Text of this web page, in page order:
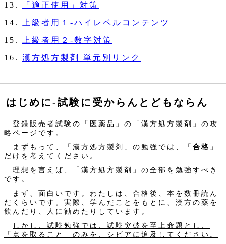
「適正使用」対策
上級者用１‐ハイレベルコンテンツ
上級者用２‐数字対策
漢方処方製剤 単元別リンク
はじめに‐試験に受からんとどもならん
登録販売者試験の「医薬品」の「漢方処方製剤」の攻
略ページです。
まずもって、「漢方処方製剤」の勉強では、「 合格 」
だけを考えてください。
理想を言えば、「漢方処方製剤」の全部を勉強すべき
です。
まず、面白いです。わたしは、合格後、本を数冊読ん
だくらいです。実際、学んだことをもとに、漢方の薬を
飲んだり、人に勧めたりしています。
しかし、試験勉強では、試験突破を至上命題とし、
「点を取ること」のみを、シビアに追及してください。